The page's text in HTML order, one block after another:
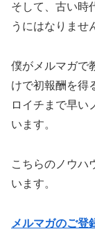
そして、古い時
うにはなりませ
僕がメルマガで
けで初報酬を得
ロイチまで早い
います。
こちらのノウハ
います。
メルマガのご